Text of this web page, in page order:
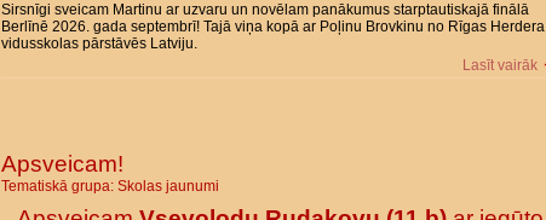
Sirsnīgi sveicam Martinu ar uzvaru un novēlam panākumus starptautiskajā finālā
Berlīnē 2026. gada septembrī! Tajā viņa kopā ar Poļinu Brovkinu no Rīgas Herdera
vidusskolas pārstāvēs Latviju.
Lasīt vairāk
Apsveicam!
Tematiskā grupa: Skolas jaunumi